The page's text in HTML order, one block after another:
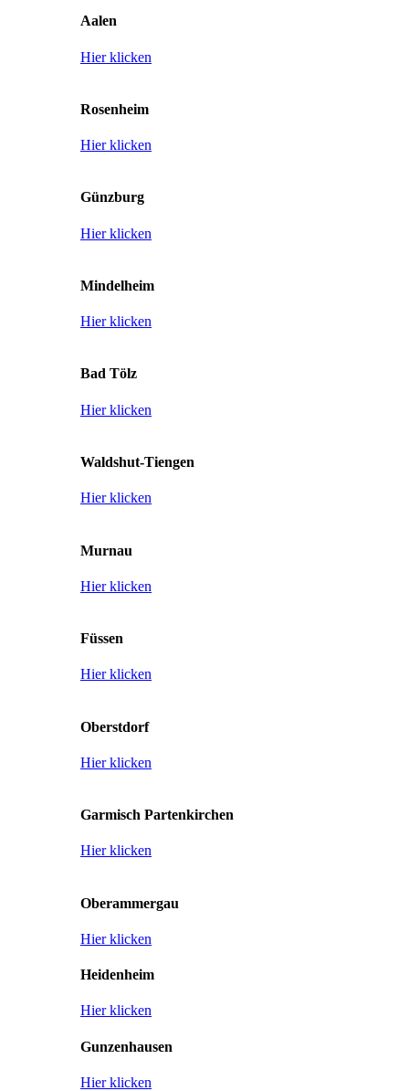
Aalen
Hier klicken
Rosenheim
Hier klicken
Günzburg
Hier klicken
Mindelheim
Hier klicken
Bad Tölz
Hier klicken
Waldshut-Tiengen
Hier klicken
Murnau
Hier klicken
Füssen
Hier klicken
Oberstdorf
Hier klicken
Garmisch Partenkirchen
Hier klicken
Oberammergau
Hier klicken
Heidenheim
Hier klicken
Gunzenhausen
Hier klicken